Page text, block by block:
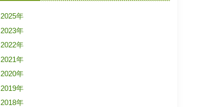
2025年
2023年
2022年
2021年
2020年
2019年
2018年